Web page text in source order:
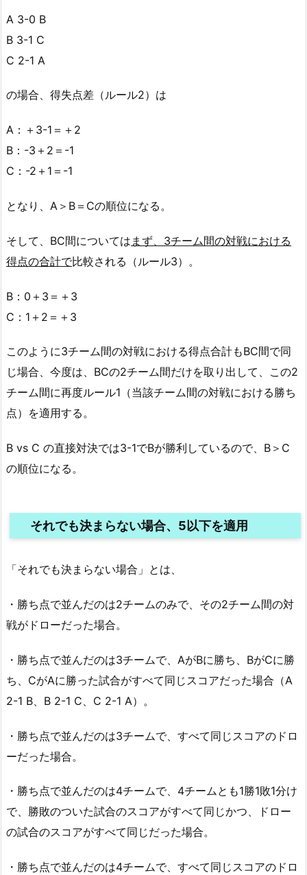
A 3-0 B
B 3-1 C
C 2-1 A
の場合、得失点差（ルール2）は
A：＋3-1＝＋2
B：-3＋2＝-1
C：-2＋1＝-1
となり、A＞B＝Cの順位になる。
そして、BC間については まず、3チーム間の対戦における
得点の合計で比較される（ルール3）。
B：0＋3＝＋3
C：1＋2＝＋3
このように3チーム間の対戦における得点合計もBC間で同
じ場合、今度は、BCの2チーム間だけを取り出して、この2
チーム間に再度ルール1（当該チーム間の対戦における勝ち
点）を適用する。
B vs C の直接対決では3-1でBが勝利しているので、B＞C
の順位になる。
それでも決まらない場合、5以下を適用
「それでも決まらない場合」とは、
・勝ち点で並んだのは2チームのみで、その2チーム間の対
戦がドローだった場合。
・勝ち点で並んだのは3チームで、AがBに勝ち、BがCに勝
ち、CがAに勝った試合がすべて同じスコアだった場合（A
2-1 B、B 2-1 C、C 2-1 A）。
・勝ち点で並んだのは3チームで、すべて同じスコアのドロ
ーだった場合。
・勝ち点で並んだのは4チームで、4チームとも1勝1敗1分け
で、勝敗のついた試合のスコアがすべて同じかつ、ドロー
の試合のスコアがすべて同じだった場合。
・勝ち点で並んだのは4チームで、すべて同じスコアのドロ